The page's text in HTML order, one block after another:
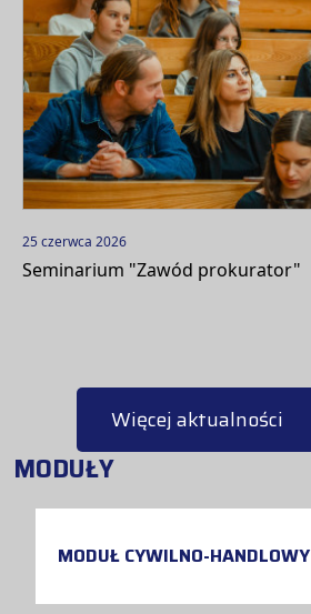
25 czerwca 2026
Seminarium "Zawód prokurator"
Więcej aktualności
MODUŁY
MODUŁ CYWILNO-HANDLOWY